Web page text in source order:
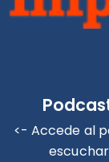
<- Accede al